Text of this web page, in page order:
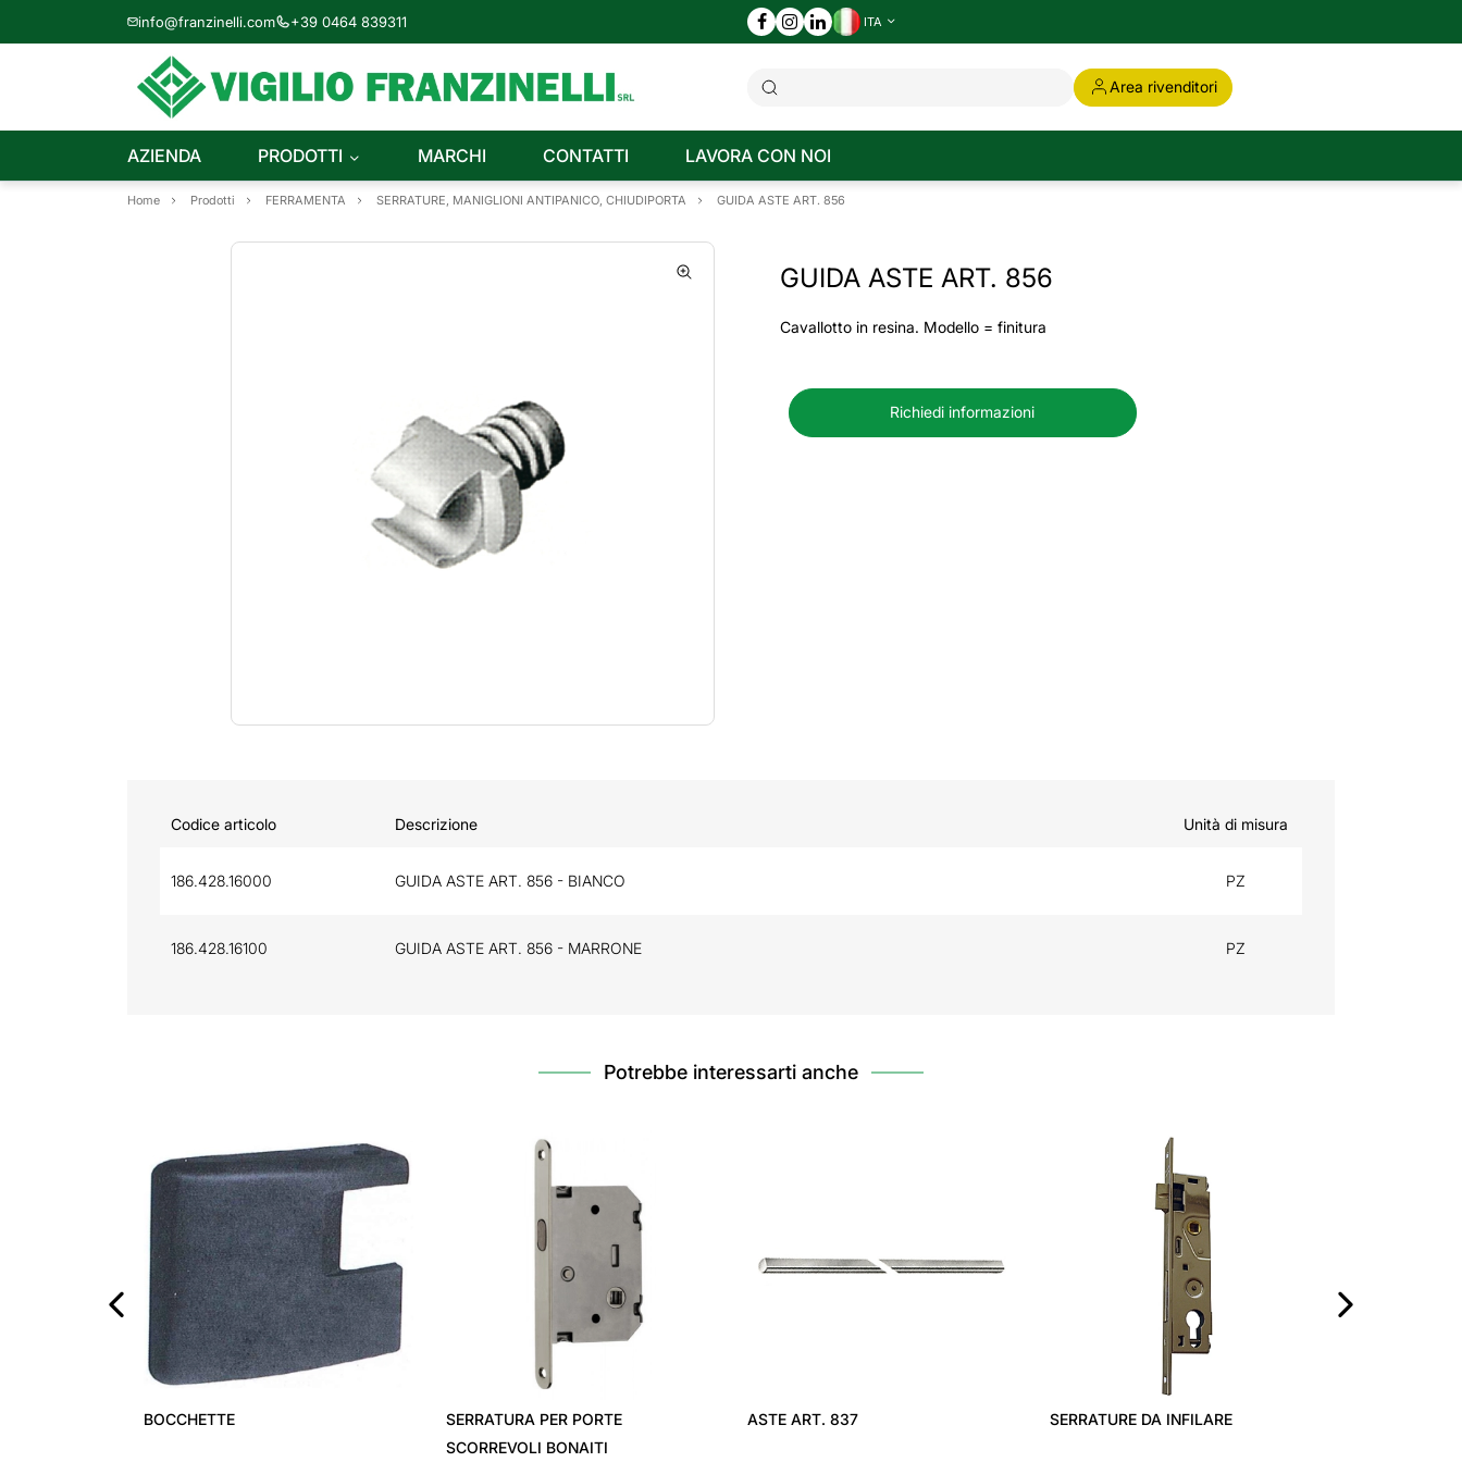
info@franzinelli.com +39 0464 839311 ITA
Area rivenditori
AZIENDA PRODOTTI MARCHI CONTATTI LAVORA CON NOI
Home Prodotti FERRAMENTA SERRATURE, MANIGLIONI ANTIPANICO, CHIUDIPORTA GUIDA ASTE ART. 856
GUIDA ASTE ART. 856
Cavallotto in resina. Modello = finitura
Richiedi informazioni
Codice articolo Descrizione Unità di misura
186.428.16000 GUIDA ASTE ART. 856 - BIANCO PZ
186.428.16100 GUIDA ASTE ART. 856 - MARRONE PZ
Potrebbe interessarti anche
BOCCHETTE
SERRATURA PER PORTE
SCORREVOLI BONAITI
ASTE ART. 837 SERRATURE DA INFILARE